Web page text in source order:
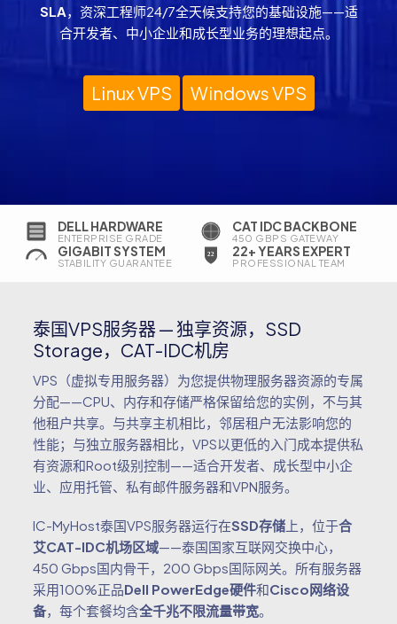
SLA，资深工程师24/7全天候支持您的基础设施——适
合开发者、中小企业和成长型业务的理想起点。
Linux VPS Windows VPS
DELL HARDWARE
ENTERPRISE GRADE
CAT IDC BACKBONE
450 GBPS GATEWAY
GIGABIT SYSTEM
STABILITY GUARANTEE
22+ YEARS EXPERT
PROFESSIONAL TEAM
泰国VPS服务器 — 独享资源，SSD
Storage，CAT-IDC机房
VPS（虚拟专用服务器）为您提供物理服务器资源的专属
分配——CPU、内存和存储严格保留给您的实例，不与其
他租户共享。与共享主机相比，邻居租户无法影响您的
性能；与独立服务器相比，VPS以更低的入门成本提供私
有资源和Root级别控制——适合开发者、成长型中小企
业、应用托管、私有邮件服务器和VPN服务。
IC-MyHost泰国VPS服务器运行在SSD存储 上，位于合
艾CAT-IDC机场区域——泰国国家互联网交换中心，
450 Gbps国内骨干，200 Gbps国际网关。所有服务器
采用100%正品Dell PowerEdge硬件和Cisco网络设
备，每个套餐均含全千兆不限流量带宽。